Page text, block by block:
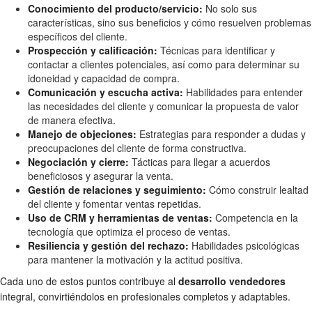
Conocimiento del producto/servicio: No solo sus
características, sino sus beneficios y cómo resuelven problemas
específicos del cliente.
Prospección y calificación: Técnicas para identificar y
contactar a clientes potenciales, así como para determinar su
idoneidad y capacidad de compra.
Comunicación y escucha activa: Habilidades para entender
las necesidades del cliente y comunicar la propuesta de valor
de manera efectiva.
Manejo de objeciones: Estrategias para responder a dudas y
preocupaciones del cliente de forma constructiva.
Negociación y cierre: Tácticas para llegar a acuerdos
beneficiosos y asegurar la venta.
Gestión de relaciones y seguimiento: Cómo construir lealtad
del cliente y fomentar ventas repetidas.
Uso de CRM y herramientas de ventas: Competencia en la
tecnología que optimiza el proceso de ventas.
Resiliencia y gestión del rechazo: Habilidades psicológicas
para mantener la motivación y la actitud positiva.
Cada uno de estos puntos contribuye al desarrollo vendedores
integral, convirtiéndolos en profesionales completos y adaptables.